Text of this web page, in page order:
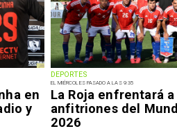
en
y
DEPORTES
EL MIÉRCOLES PASADO A LAS 9:35
La Roja enfrentará
anfitriones del
2026